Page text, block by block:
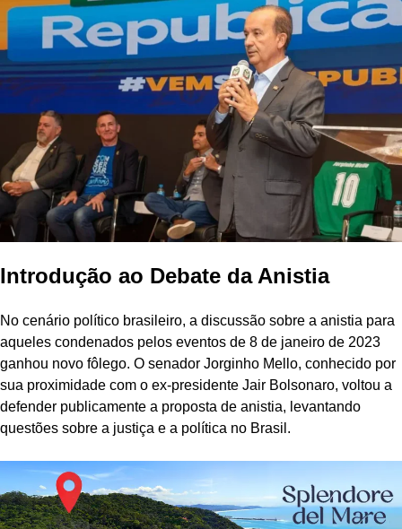
Introdução ao Debate da Anistia
No cenário político brasileiro, a discussão sobre a anistia para
aqueles condenados pelos eventos de 8 de janeiro de 2023
ganhou novo fôlego. O senador Jorginho Mello, conhecido por
sua proximidade com o ex-presidente Jair Bolsonaro, voltou a
defender publicamente a proposta de anistia, levantando
questões sobre a justiça e a política no Brasil.